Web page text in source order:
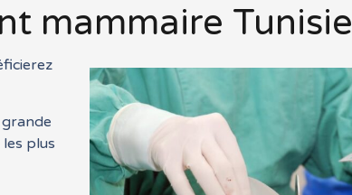
mammaire Tunisie
plus